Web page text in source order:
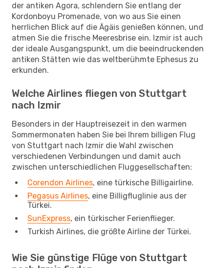
der antiken Agora, schlendern Sie entlang der
Kordonboyu Promenade, von wo aus Sie einen
herrlichen Blick auf die Ägäis genießen können, und
atmen Sie die frische Meeresbrise ein. Izmir ist auch
der ideale Ausgangspunkt, um die beeindruckenden
antiken Stätten wie das weltberühmte Ephesus zu
erkunden.
Welche Airlines fliegen von Stuttgart
nach Izmir
Besonders in der Hauptreisezeit in den warmen
Sommermonaten haben Sie bei Ihrem billigen Flug
von Stuttgart nach Izmir die Wahl zwischen
verschiedenen Verbindungen und damit auch
zwischen unterschiedlichen Fluggesellschaften:
Corendon Airlines, eine türkische Billigairline.
Pegasus Airlines, eine Billigfluglinie aus der
Türkei.
SunExpress, ein türkischer Ferienflieger.
Turkish Airlines, die größte Airline der Türkei.
Wie Sie günstige Flüge von Stuttgart